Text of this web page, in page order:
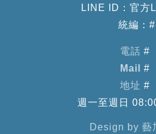
LINE ID： 官方
統編：#
電話 #
Mail
#
地址 #
週一至週日
Design by 藝